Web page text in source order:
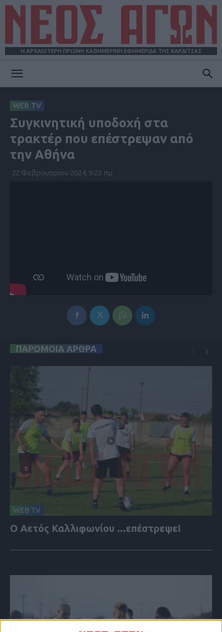
Η ΑΡΧΑΙΟΤΕΡΗ ΠΡΩΪΝΗ ΚΑΘΗΜΕΡΙΝΗ ΕΦΗΜΕΡΙΔΑ ΤΗΣ ΚΑΡΔΙΤΣΑΣ
ΑΓΩΝ
WEB TV
Συγκινητική υποδοχή στα
τρακτέρ που επέστρεψαν από
την Αθήνα
22 Φεβρουαρίου 2024, 9:23 πμ
ΠΑΡΟΜΟΙΑ ΑΡΘΡΑ
WEB TV
Ο Αετός Καλλιφωνίου ...επέστρεψε!